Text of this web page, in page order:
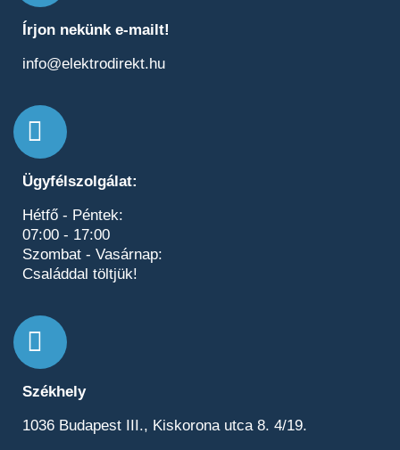
Írjon nekünk e-mailt!
info@elektrodirekt.hu
Ügyfélszolgálat:
Hétfő - Péntek:
07:00 - 17:00
Szombat - Vasárnap:
Családdal töltjük!
Székhely
1036 Budapest III., Kiskorona utca 8. 4/19.